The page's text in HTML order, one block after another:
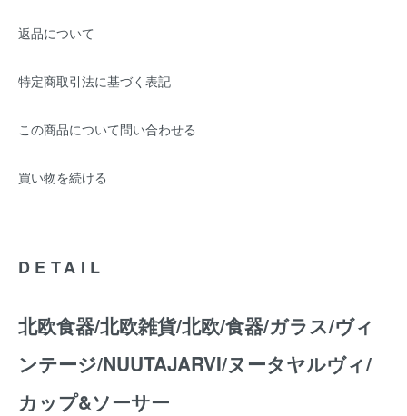
返品について
特定商取引法に基づく表記
この商品について問い合わせる
買い物を続ける
DETAIL
北欧食器/北欧雑貨/北欧/食器/ガラス/ヴィ
ンテージ/NUUTAJARVI/ヌータヤルヴィ/
カップ&ソーサー